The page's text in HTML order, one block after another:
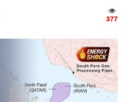
377